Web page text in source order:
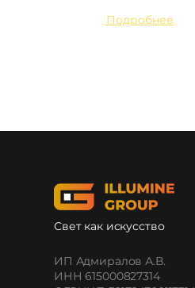
Подробнее
Свет как искусство
ИП Адмиралов А.В.
ИНН 615000827314